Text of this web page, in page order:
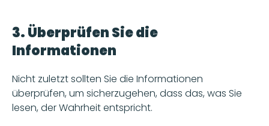
3. Überprüfen Sie die
Informationen
Nicht zuletzt sollten Sie die Informationen
überprüfen, um sicherzugehen, dass das, was Sie
lesen, der Wahrheit entspricht.